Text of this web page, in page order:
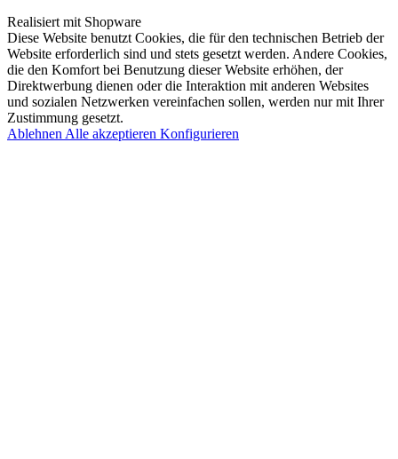
Realisiert mit Shopware
Diese Website benutzt Cookies, die für den technischen Betrieb der
Website erforderlich sind und stets gesetzt werden. Andere Cookies,
die den Komfort bei Benutzung dieser Website erhöhen, der
Direktwerbung dienen oder die Interaktion mit anderen Websites
und sozialen Netzwerken vereinfachen sollen, werden nur mit Ihrer
Zustimmung gesetzt.
Ablehnen Alle akzeptieren Konfigurieren